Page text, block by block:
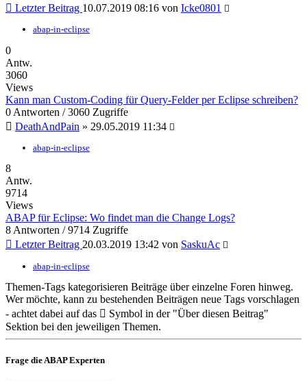
Letzter Beitrag 10.07.2019 08:16 von Icke0801
abap-in-eclipse
0
Antw.
3060
Views
Kann man Custom-Coding für Query-Felder per Eclipse schreiben?
0 Antworten / 3060 Zugriffe
DeathAndPain » 29.05.2019 11:34
abap-in-eclipse
8
Antw.
9714
Views
ABAP für Eclipse: Wo findet man die Change Logs?
8 Antworten / 9714 Zugriffe
Letzter Beitrag 20.03.2019 13:42 von SaskuAc
abap-in-eclipse
Themen-Tags kategorisieren Beiträge über einzelne Foren hinweg.
Wer möchte, kann zu bestehenden Beiträgen neue Tags vorschlagen
- achtet dabei auf das
Symbol in der "Über diesen Beitrag"
Sektion bei den jeweiligen Themen.
Frage die ABAP Experten